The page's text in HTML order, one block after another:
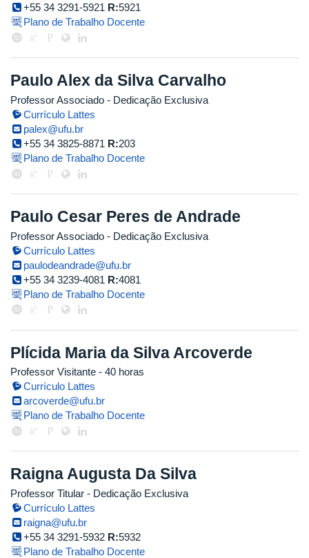
+55 34 3291-5921 R:5921
Plano de Trabalho Docente
Paulo Alex da Silva Carvalho
Professor Associado - Dedicação Exclusiva
Currículo Lattes
palex@ufu.br
+55 34 3825-8871 R:203
Plano de Trabalho Docente
Paulo Cesar Peres de Andrade
Professor Associado - Dedicação Exclusiva
Currículo Lattes
paulodeandrade@ufu.br
+55 34 3239-4081 R:4081
Plano de Trabalho Docente
Plícida Maria da Silva Arcoverde
Professor Visitante - 40 horas
Currículo Lattes
arcoverde@ufu.br
Plano de Trabalho Docente
Raigna Augusta Da Silva
Professor Titular - Dedicação Exclusiva
Currículo Lattes
raigna@ufu.br
+55 34 3291-5932 R:5932
Plano de Trabalho Docente